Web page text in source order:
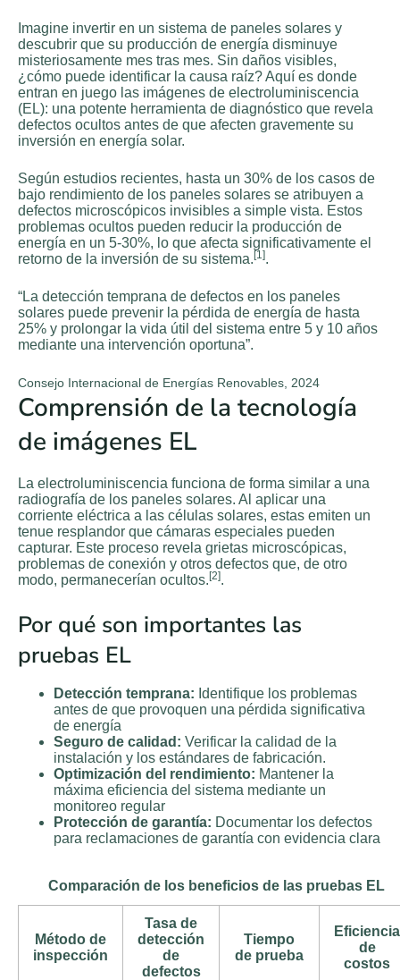
Imagine invertir en un sistema de paneles solares y
descubrir que su producción de energía disminuye
misteriosamente mes tras mes. Sin daños visibles,
¿cómo puede identificar la causa raíz? Aquí es donde
entran en juego las imágenes de electroluminiscencia
(EL): una potente herramienta de diagnóstico que revela
defectos ocultos antes de que afecten gravemente su
inversión en energía solar.
Según estudios recientes, hasta un 30% de los casos de
bajo rendimiento de los paneles solares se atribuyen a
defectos microscópicos invisibles a simple vista. Estos
problemas ocultos pueden reducir la producción de
energía en un 5-30%, lo que afecta significativamente el
retorno de la inversión de su sistema. [1].
“La detección temprana de defectos en los paneles
solares puede prevenir la pérdida de energía de hasta
25% y prolongar la vida útil del sistema entre 5 y 10 años
mediante una intervención oportuna”.
Consejo Internacional de Energías Renovables, 2024
Comprensión de la tecnología
de imágenes EL
La electroluminiscencia funciona de forma similar a una
radiografía de los paneles solares. Al aplicar una
corriente eléctrica a las células solares, estas emiten un
tenue resplandor que cámaras especiales pueden
capturar. Este proceso revela grietas microscópicas,
problemas de conexión y otros defectos que, de otro
modo, permanecerían ocultos.[2].
Por qué son importantes las
pruebas EL
Detección temprana: Identifique los problemas
antes de que provoquen una pérdida significativa
de energía
Seguro de calidad: Verificar la calidad de la
instalación y los estándares de fabricación.
Optimización del rendimiento: Mantener la
máxima eficiencia del sistema mediante un
monitoreo regular
Protección de garantía: Documentar los defectos
para reclamaciones de garantía con evidencia clara
Comparación de los beneficios de las pruebas EL
Método de
inspección
Tasa de
detección
de
defectos
Tiempo
de prueba
Eficiencia
de
costos